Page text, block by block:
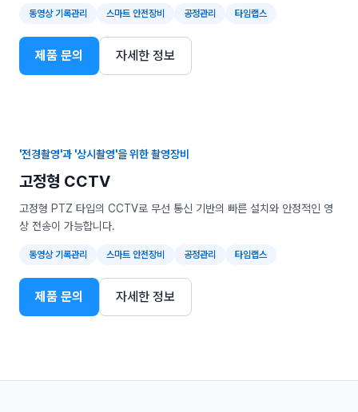
동영상 기록관리 스마트 안전장비 공정관리 타임랩스
제품 문의 자세한 정보
'전경촬영'과 '상시촬영'을 위한 촬영장비
고정형 CCTV
고정형 PTZ 타입의 CCTV로 무선 통신 기반의 빠른 설치와 안정적인 영
상 전송이 가능합니다.
동영상 기록관리 스마트 안전장비 공정관리 타임랩스
제품 문의 자세한 정보